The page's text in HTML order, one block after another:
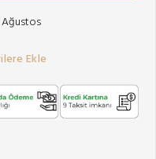
Ağustos
Ekle